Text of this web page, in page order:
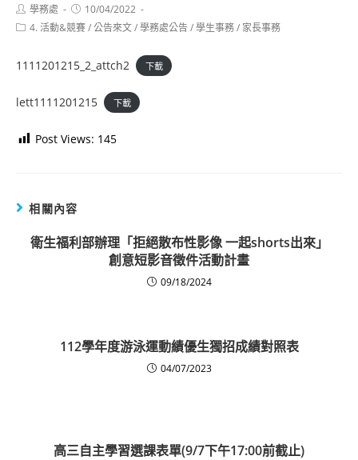
Post
author:
學務處
Post
published:
10/04/2022
Post4. 活動&競賽/公告來文/學務處公告/學生事務/ 家長事務
1111201215_2_attch2 下載
lett1111201215 下載
Post Views: 145
相關內容
衛生福利部辦理「拒絕散布性影像 一起shorts出來」
創意短影音徵件活動計畫
09/18/2024
112學年度游泳運動績優生獨招成績對照表
04/07/2023
高三自主學習選課表單(9/7下午17:00前截止)